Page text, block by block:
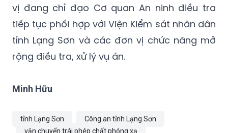
vị đang chỉ đạo Cơ quan An ninh điều tra
tiếp tục phối hợp với Viện Kiểm sát nhân dân
tỉnh Lạng Sơn và các đơn vị chức năng mở
rộng điều tra, xử lý vụ án.
Minh Hữu
tỉnh Lạng Sơn
Công an tỉnh Lạng Sơn
vận chuyển trái phép chất phóng xạ